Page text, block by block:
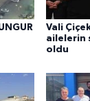
Vali
ailelerin
oldu